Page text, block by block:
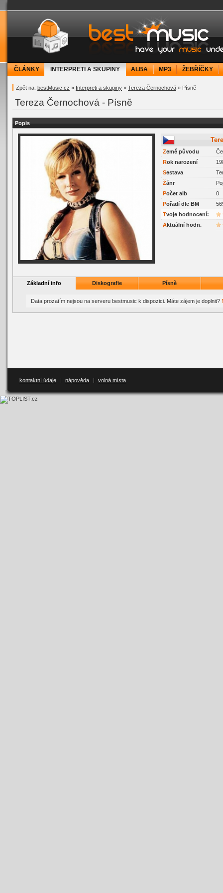
bestMusic.cz - Have your music under
ČLÁNKY INTERPRETI A SKUPINY ALBA MP3 ŽEBŘÍČKY
Zpět na: bestMusic.cz » Interpreti a skupiny » Tereza Černochová » Písně
Tereza Černochová - Písně
Popis
Země původu
Rok narození
Sestava
Žánr
Počet alb
0
Pořadí dle BM
Tvoje hodnocení:
Aktuální hodn.
Základní info Diskografie Písně
Data prozatím nejsou na serveru bestmusic k dispozici. Máte zájem je doplnit?
kontaktní údaje nápověda volná místa